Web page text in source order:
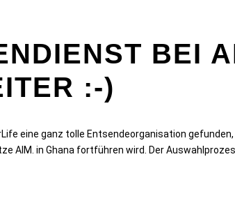
BEI
:-)
eine ganz tolle Entsendeorganisation gefunden,
AIM. in Ghana fortführen wird. Der